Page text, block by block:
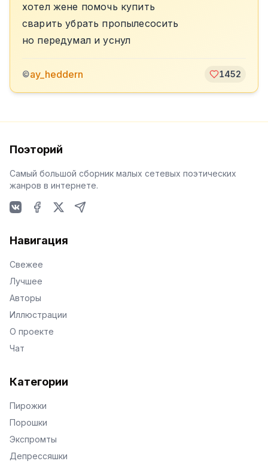
хотел жене помочь купить
сварить убрать пропылесосить
но передумал и уснул
©ay_heddern 1452
Поэторий
Самый большой сборник малых сетевых поэтических
жанров в интернете.
Навигация
Свежее
Лучшее
Авторы
Иллюстрации
О проекте
Чат
Категории
Пирожки
Порошки
Экспромты
Депрессяшки